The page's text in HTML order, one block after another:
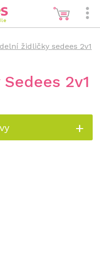
židličky sedees 2v1
2v1